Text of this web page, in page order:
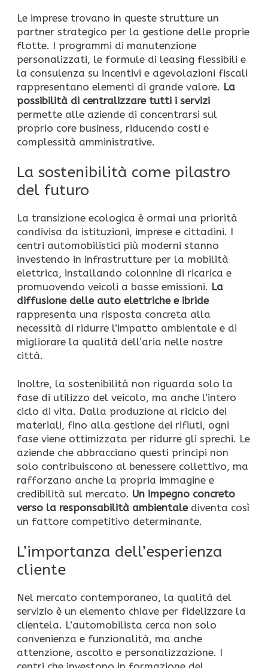
Le imprese trovano in queste strutture un
partner strategico per la gestione delle proprie
flotte. I programmi di manutenzione
personalizzati, le formule di leasing flessibili e
la consulenza su incentivi e agevolazioni fiscali
rappresentano elementi di grande valore. La
possibilità di centralizzare tutti i servizi
permette alle aziende di concentrarsi sul
proprio core business, riducendo costi e
complessità amministrative.
La sostenibilità come pilastro
del futuro
La transizione ecologica è ormai una priorità
condivisa da istituzioni, imprese e cittadini. I
centri automobilistici più moderni stanno
investendo in infrastrutture per la mobilità
elettrica, installando colonnine di ricarica e
promuovendo veicoli a basse emissioni. La
diffusione delle auto elettriche e ibride
rappresenta una risposta concreta alla
necessità di ridurre l’impatto ambientale e di
migliorare la qualità dell’aria nelle nostre
città.
Inoltre, la sostenibilità non riguarda solo la
fase di utilizzo del veicolo, ma anche l’intero
ciclo di vita. Dalla produzione al riciclo dei
materiali, fino alla gestione dei rifiuti, ogni
fase viene ottimizzata per ridurre gli sprechi. Le
aziende che abbracciano questi principi non
solo contribuiscono al benessere collettivo, ma
rafforzano anche la propria immagine e
credibilità sul mercato. Un impegno concreto
verso la responsabilità ambientalediventa così
un fattore competitivo determinante.
L’importanza dell’esperienza
cliente
Nel mercato contemporaneo, la qualità del
servizio è un elemento chiave per fidelizzare la
clientela. L’automobilista cerca non solo
convenienza e funzionalità, ma anche
attenzione, ascolto e personalizzazione. I